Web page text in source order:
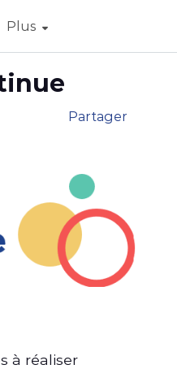
Afficher la suite du menu
Plus
Partager
à réaliser